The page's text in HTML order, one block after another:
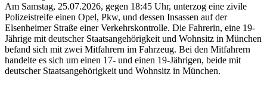
Am Samstag, 25.07.2026, gegen 18:45 Uhr, unterzog eine zivile
Polizeistreife einen Opel, Pkw, und dessen Insassen auf der
Elsenheimer Straße einer Verkehrskontrolle. Die Fahrerin, eine 19-
Jährige mit deutscher Staatsangehörigkeit und Wohnsitz in München
befand sich mit zwei Mitfahrern im Fahrzeug. Bei den Mitfahrern
handelte es sich um einen 17- und einen 19-Jährigen, beide mit
deutscher Staatsangehörigkeit und Wohnsitz in München.